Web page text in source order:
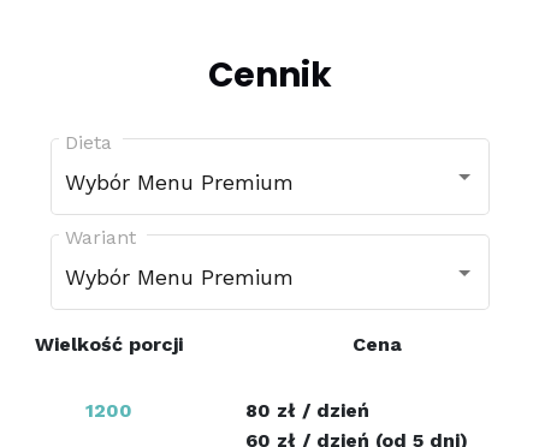
Cennik
Wybór Menu Premium
Dieta
Wybór Menu Premium
Wariant
Wielkość porcji Cena
1200
80 zł / dzień
60 zł / dzień (od 5 dni)